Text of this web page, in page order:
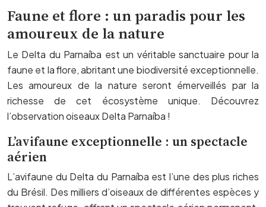
Faune et flore : un paradis pour les
amoureux de la nature
Le Delta du Parnaíba est un véritable sanctuaire pour la
faune et la flore, abritant une biodiversité exceptionnelle.
Les amoureux de la nature seront émerveillés par la
richesse de cet écosystème unique. Découvrez
l’observation oiseaux Delta Parnaíba !
L’avifaune exceptionnelle : un spectacle
aérien
L’avifaune du Delta du Parnaíba est l’une des plus riches
du Brésil. Des milliers d’oiseaux de différentes espèces y